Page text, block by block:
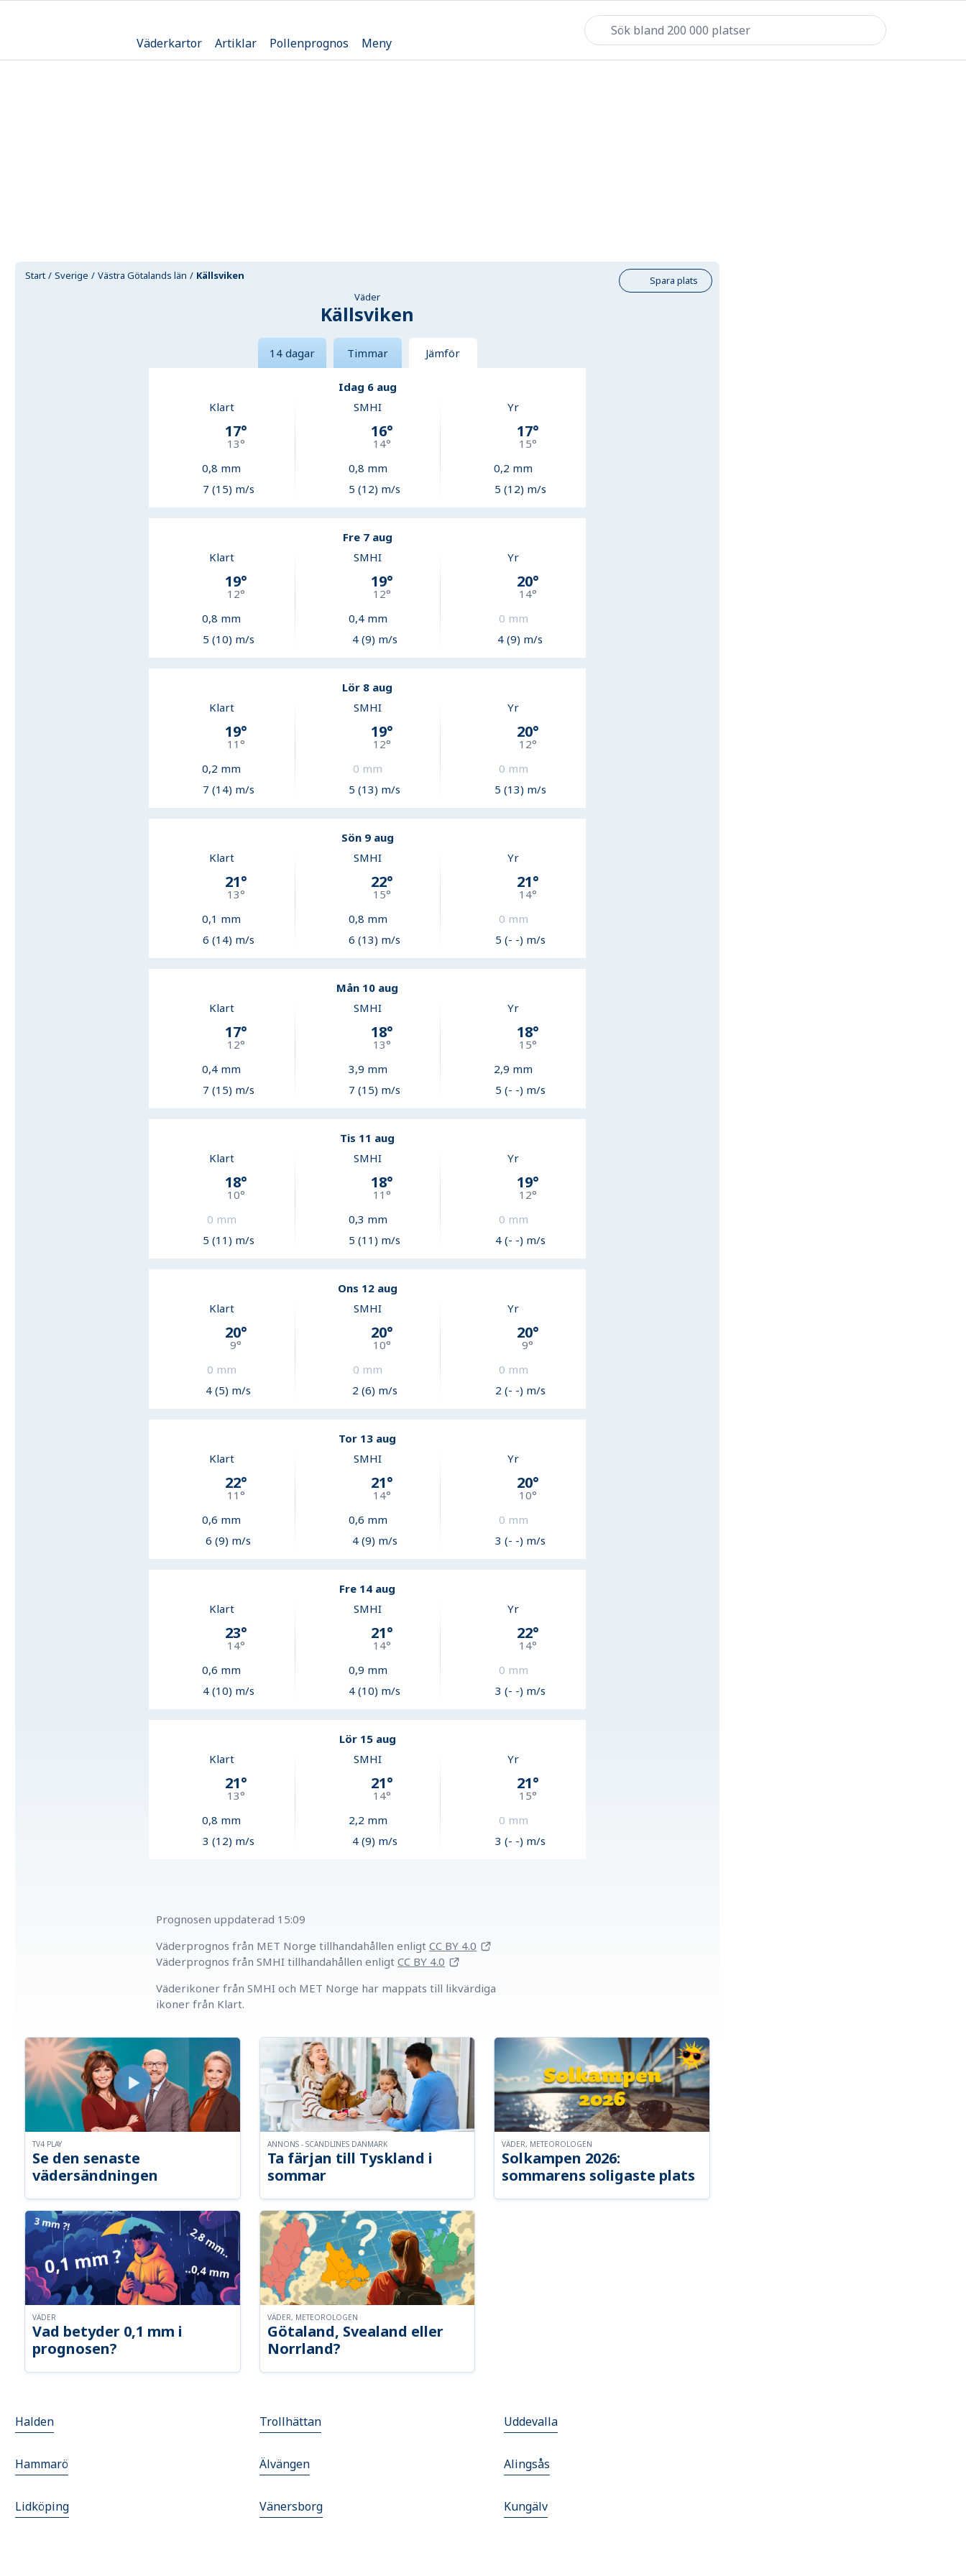
Väderkartor Artiklar Pollenprognos Meny
Start Sverige Västra Götalands län Källsviken
Spara plats
Väder
Källsviken
14 dagar Timmar Jämför
Idag 6 aug
Klart
17°
13°
0,8 mm
7 (15) m/s
SMHI
16°
14°
0,8 mm
5 (12) m/s
Yr
17°
15°
0,2 mm
5 (12) m/s
Fre 7 aug
Klart
19°
12°
0,8 mm
5 (10) m/s
SMHI
19°
12°
0,4mm
4 (9) m/s
Yr
20°
14°
0 mm
4 (9) m/s
Lör 8 aug
Klart
19°
11 °
0,2 mm
7 (14) m/s
SMHI
19°
12°
0 mm
5 (13) m/s
Yr
20°
12°
0 mm
5 (13) m/s
Sön 9 aug
Klart
21°
13°
0,1 mm
6 (14) m/s
SMHI
22°
15°
0,8 mm
6 (13) m/s
Yr
21°
14°
0 mm
5 (- -) m/s
Mån 10 aug
Klart
17°
12°
0,4 mm
7 (15) m/s
SMHI
18°
13°
3,9 mm
7 (15) m/s
Yr
18°
15°
2,9 mm
5 (- -) m/s
Tis 11 aug
Klart
18°
10°
0 mm
5 (11) m/s
SMHI
18°
11 °
0,3 mm
5 (11) m/s
Yr
19°
12°
0 mm
4 (- -) m/s
Ons 12 aug
Klart
20°
9°
0 mm
4 (5) m/s
SMHI
20°
10°
0 mm
2 (6) m/s
Yr
20°
9°
0 mm
2 (- -) m/s
Tor 13 aug
Klart
22°
11 °
0,6 mm
6 (9) m/s
SMHI
21°
14°
0,6 mm
4 (9) m/s
Yr
20°
10°
0 mm
3 (- -) m/s
Fre 14 aug
Klart
23°
14°
0,6 mm
4 (10) m/s
SMHI
21°
14°
0,9 mm
4 (10) m/s
Yr
22°
14°
0 mm
3 (- -) m/s
Lör 15 aug
Klart
21°
13°
0,8 mm
3 (12) m/s
SMHI
21°
14°
2,2 mm
4 (9) m/s
Yr
21°
15°
0 mm
3 (- -) m/s
Prognosen uppdaterad 15:09
Väderprognos från MET Norge tillhandahållen enligt CC BY 4.0
Väderprognos från SMHI tillhandahållen enligt CC BY 4.0
Väderikoner från SMHI och MET Norge har mappats till likvärdiga
ikoner från Klart.
Se den senaste
vädersändningen
TV4 PLAY
Ta färjan till Tyskland i
sommar
ANNONS - SCANDLINES DANMARK
Solkampen 2026:
sommarens soligaste plats
VÄDER, METEOROLOGEN
Vad betyder 0,1 mm i
prognosen?
VÄDER
Götaland, Svealand eller
Norrland?
VÄDER, METEOROLOGEN
Halden Trollhättan Uddevalla
Hammarö Älvängen Alingsås
Lidköping Vänersborg Kungälv